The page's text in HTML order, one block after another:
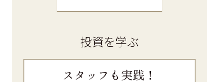
投資を学ぶ